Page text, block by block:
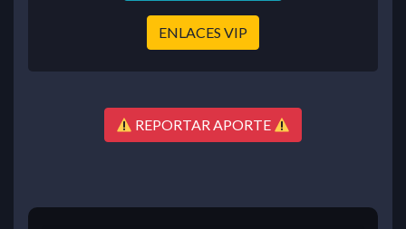
ENLACES VIP
REPORTAR APORTE